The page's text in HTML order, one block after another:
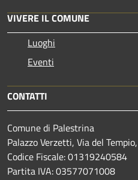
VIVERE IL COMUNE
Luoghi
Eventi
CONTATTI
Comune di Palestrina
Palazzo Verzetti, Via del
Codice Fiscale: 01319240584
Partita IVA: 03577071008